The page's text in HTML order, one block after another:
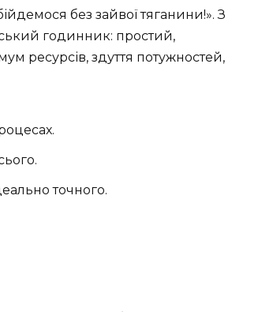
без зайвої тяганини!». З
годинник: простий,
ресурсів, здуття потужностей,
точного.